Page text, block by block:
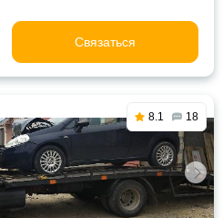
Связаться
8.1 18